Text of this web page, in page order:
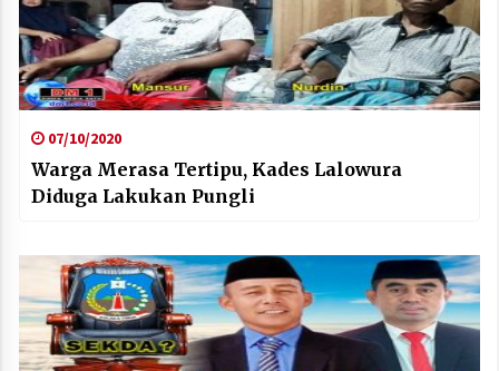
07/10/2020
Warga Merasa Tertipu, Kades Lalowura
Diduga Lakukan Pungli